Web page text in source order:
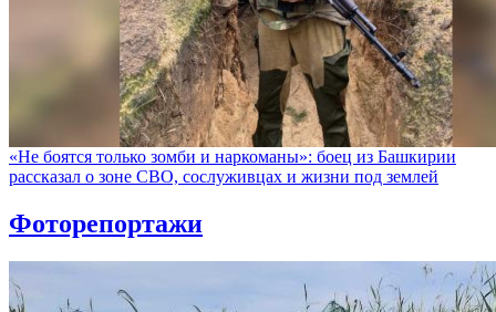
«Не боятся только зомби и наркоманы»: боец из Башкирии
рассказал о зоне СВО, сослуживцах и жизни под землей
Фоторепортажи